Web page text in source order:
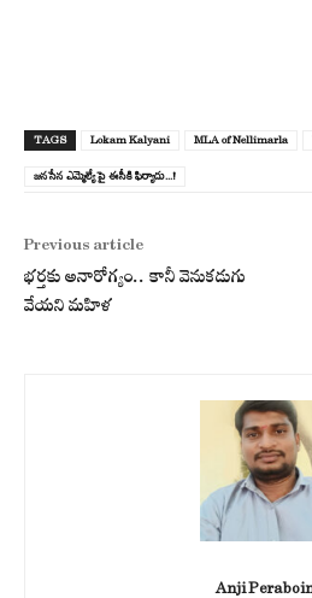
TAGS Lokam Kalyani MLA of Nellimarla
జనసేన ఎమ్మెల్యే పై ఈసీకి ఫిర్యాదు...!
Previous article
భర్తకు అనారోగ్యం.. కానీ వెనుకడుగు
వేయని మహిళ
Anji